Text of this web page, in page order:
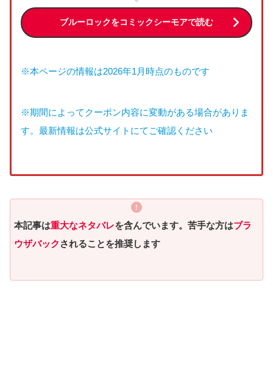
ブルーロックをコミックシーモアで読む
※本ページの情報は2026年1月時点のものです
※期間によってクーポン内容に変動がある場合がありま
す。最新情報は公式サイトにてご確認ください
本記事は重大なネタバレを含んでいます。苦手な方はブラ
ウザバック されることを推奨します